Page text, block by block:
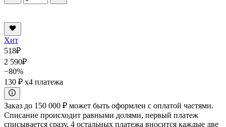
Хит
518₽
2 590₽
−80%
130 ₽ x4 платежа
Заказ до 150 000 ₽ может быть оформлен с оплатой частями.
Списание происходит равными долями, первый платеж
списывается сразу, 4 остальных платежа вносится каждые две